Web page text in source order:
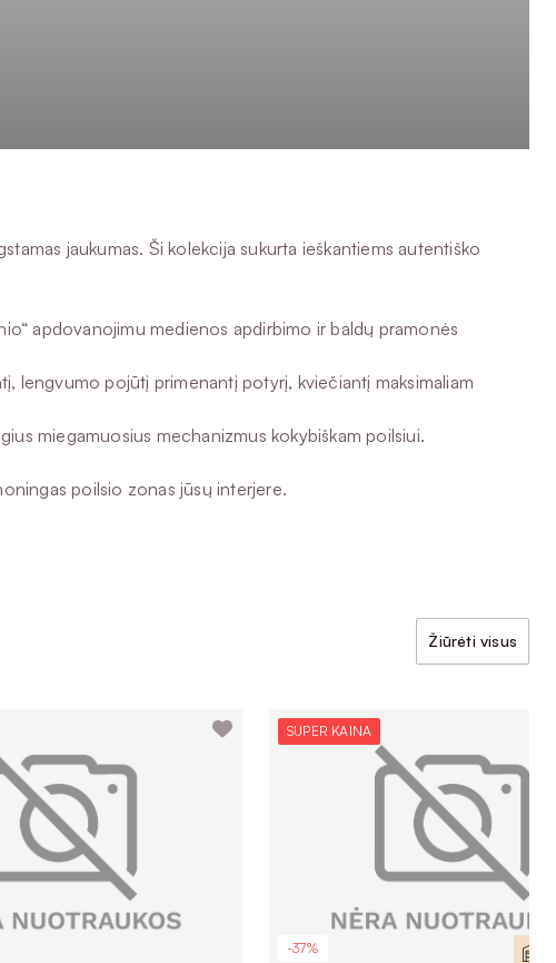
jaukumas. Ši kolekcija sukurta ieškantiems autentiško
apdovanojimu medienos apdirbimo ir baldų pramonės
lengvumo pojūtį primenantį potyrį, kviečiantį maksimaliam
miegamuosius mechanizmus kokybiškam poilsiui.
poilsio zonas jūsų interjere.
Žiūrėti visus
SUPER KAINA
-37%